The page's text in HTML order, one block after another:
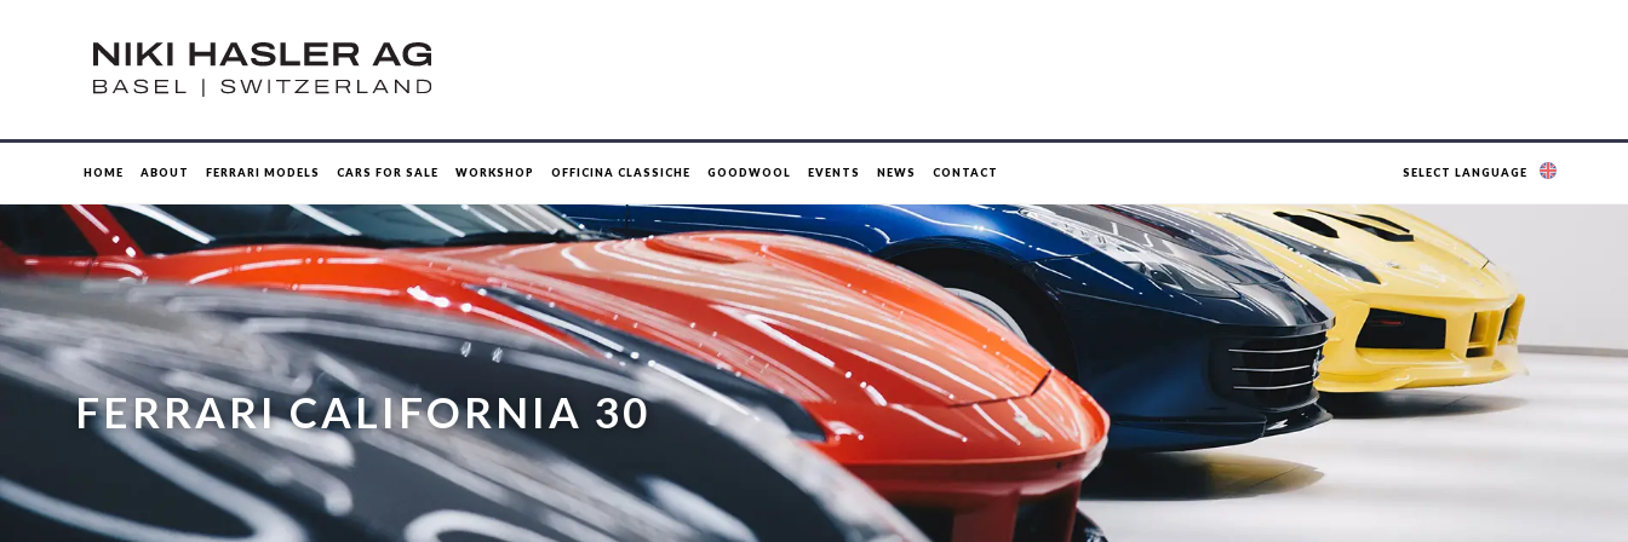
HOME ABOUT FERRARI MODELS CARS FOR SALE WORKSHOP OFFICINA CLASSICHE GOODWOOL EVENTS NEWS CONTACT SELECT LANGUAGE
FERRARI CALIFORNIA 30